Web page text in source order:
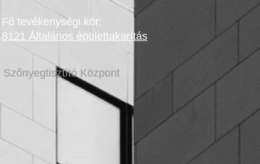
Fő tevékenységi kör:
8121 Általános épülettakarítás
Szőnyegtisztító Központ